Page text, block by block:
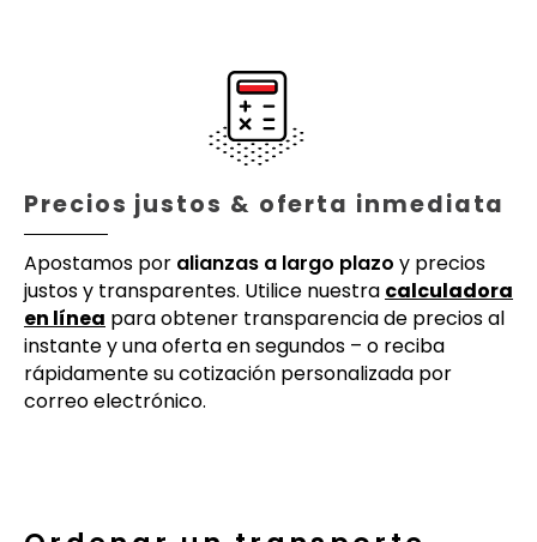
Precios justos & oferta inmediata
Apostamos por alianzas a largo plazo y precios
justos y transparentes. Utilice nuestra calculadora
en línea para obtener transparencia de precios al
instante y una oferta en segundos – o reciba
rápidamente su cotización personalizada por
correo electrónico.